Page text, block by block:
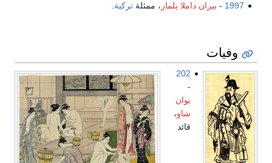
1997
- بيران داملا يلماز ، ممثلةتركية
وفيات
202
-
يوان
شاو،
قائد